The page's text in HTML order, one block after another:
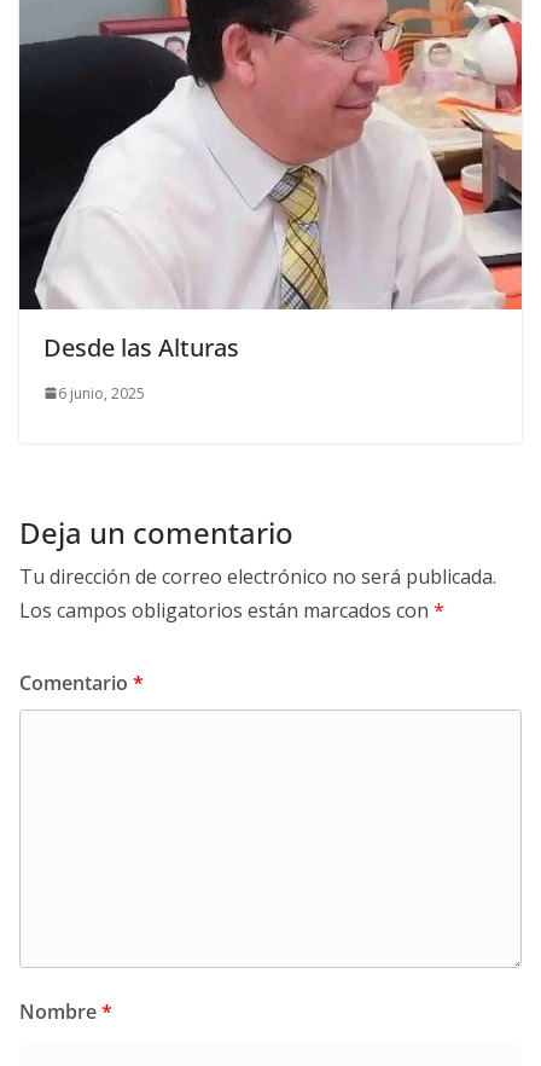
Desde las Alturas
6 junio, 2025
Deja un comentario
Tu dirección de correo electrónico no será publicada.
Los campos obligatorios están marcados con *
Comentario *
Nombre*